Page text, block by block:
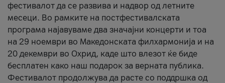
фестивалот да се развива и надвор од летните
месеци. Во рамките на постфестивалската
програма најавуваме два значајни концерти и тоа
на 29 ноември во Македонската филхармонија и на
20 декември во Охрид, каде што влезот ќе биде
бесплатен како наш подарок за верната публика.
Фестивалот продолжува да расте со поддршка од